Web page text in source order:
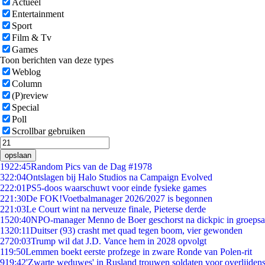
Actueel
Entertainment
Sport
Film & Tv
Games
Toon berichten van deze types
Weblog
Column
(P)review
Special
Poll
Scrollbar gebruiken
opslaan
1922:45Random Pics van de Dag #1978
322:04Ontslagen bij Halo Studios na Campaign Evolved
222:01PS5-doos waarschuwt voor einde fysieke games
221:30De FOK!Voetbalmanager 2026/2027 is begonnen
221:03Le Court wint na nerveuze finale, Pieterse derde
1520:40NPO-manager Menno de Boer geschorst na dickpic in
1320:11Duitser (93) crasht met quad tegen boom, vier gewonden
2720:03Trump wil dat J.D. Vance hem in 2028 opvolgt
119:50Lemmen boekt eerste profzege in zware Ronde van Polen-rit
919:42'Zwarte weduwes' in Rusland trouwen soldaten voor